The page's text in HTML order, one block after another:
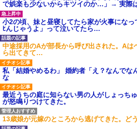
で娯楽も少ないからキツイのか…」→ 実際
小2の頃、妹と昼寝してたら家が火事にな
ﾋんじゃうよ」って泣いてたら…
中途採用のAが部長から呼び出された。A
ら出てきて…
私「結婚やめるわ」 婚約者「え？なんで
な
最近うちの庭に知らない男の人がしょっち
が怒鳴りつけてきた。
13歳娘が元嫁のところから逃げてきた。ど